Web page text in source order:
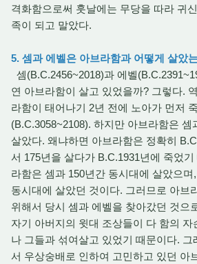
격화함으로써 훗날에는 무당을 따라 귀
족이 되고 말았다.
5. 셈과 에벨은 아브라함과 어떻게 살았
셈(B.C.2456~2018)과 에벨
연 아브라함이 살고 있었을까? 그렇다.
라함이 태어나기 2년 전에 노아가 먼저
(B.C.3058~2108). 하지만 아브라함은 셈
살았다. 왜냐하면 아브라함은 정확히
서 175년을 살다가 B.C.1931년에 죽었
라함은 셈과 150년간 동시대에 살았으
동시대에 살았던 것이다. 그러므로 아브
위해서 당시 셈과 에벨을 찾아갔던 것으
자기 아버지의 윗대 조상들이 다 함의 자
나 그들과 섞여살고 있었기 때문이다. 그
서 우상숭배로 인하여 고민하고 있던 아